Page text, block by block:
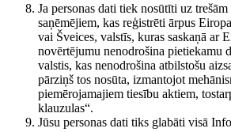
Ja personas dati tiek nosūtīti uz
saņēmējiem, kas reģistrēti ārpus
vai Šveices, valstīs, kuras saskaņā ar
novērtējumu nenodrošina pietiekamu
valstis, kas nenodrošina atbilstošu
pārziņš tos nosūta, izmantojot
piemērojamajiem tiesību aktiem,
klauzulas“.
Jūsu personas dati tiks glabāti visā